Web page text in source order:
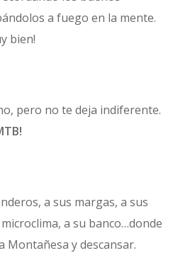
a fuego en la mente.
bien!
pero no te deja indiferente.
a sus margas, a sus
a su banco…donde
Montañesa y descansar.